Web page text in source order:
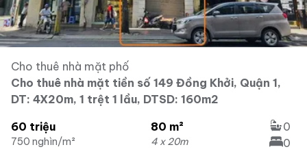
Cho thuê nhà mặt phố
Cho thuê nhà mặt tiền số 149 Đồng Khởi, Quận 1,
DT: 4X20m, 1 trệt 1 lầu, DTSD: 160m2
60 triệu
750 nghìn/m²
80 m²
4 x 20m
0
0